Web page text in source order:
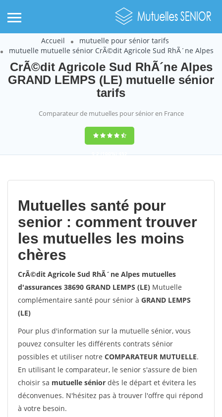
Accueil
mutuelle pour sénior tarifs
mutuelle mutuelle sénior CrÃ©dit Agricole Sud RhÃ´ne Alpes
CrÃ©dit Agricole Sud RhÃ´ne Alpes
GRAND LEMPS (LE) mutuelle sénior
tarifs
Comparateur de mutuelles pour sénior en France
9,2(100%)452
Mutuelles santé pour
senior : comment trouver
les mutuelles les moins
chères
CrÃ©dit Agricole Sud RhÃ´ne Alpes mutuelles
d'assurances 38690 GRAND LEMPS (LE) Mutuelle
complémentaire santé pour sénior à GRAND LEMPS
(LE)
Pour plus d'information sur la mutuelle sénior, vous
pouvez consulter les différents contrats sénior
possibles et utiliser notre COMPARATEUR MUTUELLE.
En utilisant le comparateur, le senior s'assure de bien
choisir sa mutuelle sénior dès le départ et évitera les
déconvenues. N'hésitez pas à trouver l'offre qui répond
à votre besoin.